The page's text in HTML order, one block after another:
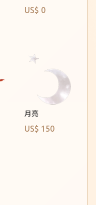
US$ 0
月亮
US$ 150